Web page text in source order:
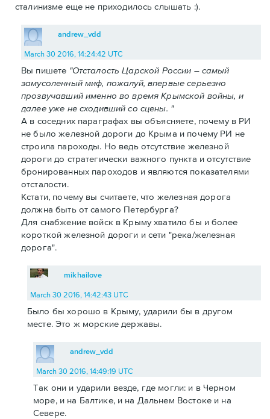
сталинизме еще не приходилось слышать :).
andrew_vdd
March 30 2016, 14:24:42 UTC
Вы пишете "Отсталость Царской России – самый
замусоленный миф, пожалуй, впервые серьезно
прозвучавший именно во время Крымской войны, и
далее уже не сходивший со сцены. "
А в соседних параграфах вы объясняете, почему в РИ
не было железной дороги до Крыма и почему РИ не
строила пароходы. Но ведь отсутствие железной
дороги до стратегически важного пункта и отсутствие
бронированных пароходов и являются показателями
отсталости.
Кстати, почему вы считаете, что железная дорога
должна быть от самого Петербурга?
Для снабжение войск в Крыму хватило бы и более
короткой железной дороги и сети "река/железная
дорога".
mikhailove
March 30 2016, 14:42:43 UTC
Было бы хорошо в Крыму, ударили бы в другом
месте. Это ж морские державы.
andrew_vdd
March 30 2016, 14:49:19 UTC
Так они и ударили везде, где могли: и в Черном
море, и на Балтике, и на Дальнем Востоке и на
Севере.